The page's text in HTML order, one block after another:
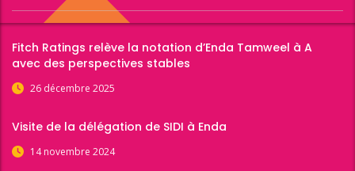
Fitch Ratings relève la notation d’Enda Tamweel à A
avec des perspectives stables
26 décembre 2025
Visite de la délégation de SIDI à Enda
14 novembre 2024